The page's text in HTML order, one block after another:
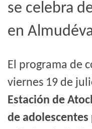
se celebra
en
El programa de
viernes 19 de
Estación de
de